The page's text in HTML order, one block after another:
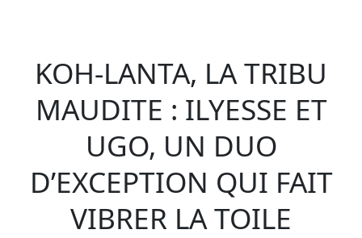
KOH-LANTA, LA TRIBU
MAUDITE : ILYESSE ET
UGO, UN DUO
D’EXCEPTION QUI FAIT
VIBRER LA TOILE